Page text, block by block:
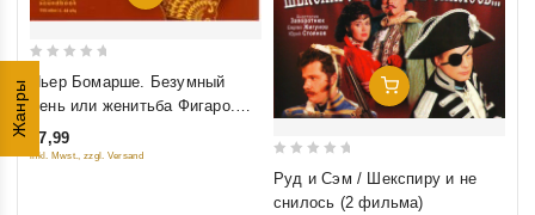
Жанры Пьер Бомарше. Безумный
день или женитьба Фигаро.
Радиоспектакль (аудиокнига
mp3)
€7,99
inkl. Mwst., zzgl. Versand
Добавить В Корзину
out
Руд и Сэм / Шекспиру и не
снилось (2 фильма)